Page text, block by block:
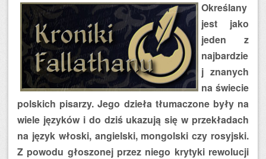
Określany
jest jako
jeden z
najbardzie
j znanych
na świecie
polskich pisarzy. Jego dzieła tłumaczone były na
wiele języków i do dziś ukazują się w przekładach
na język włoski, angielski, mongolski czy rosyjski.
Z powodu głoszonej przez niego krytyki rewolucji